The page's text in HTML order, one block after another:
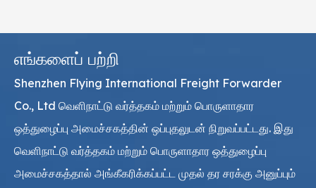
எங்களைப் பற்றி
Shenzhen Flying International Freight Forwarder
Co., Ltd வெளிநாட்டு வர்த்தகம் மற்றும் பொருளாதார
ஒத்துழைப்பு அமைச்சகத்தின் ஒப்புதலுடன் நிறுவப்பட்டது. இது
வெளிநாட்டு வர்த்தகம் மற்றும் பொருளாதார ஒத்துழைப்பு
அமைச்சகத்தால் அங்கீகரிக்கப்பட்ட முதல் தர சரக்கு அனுப்பும்